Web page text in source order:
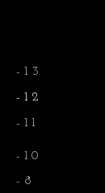
- 1 3
- 1 2
- 1 1
- 1 0
- 8